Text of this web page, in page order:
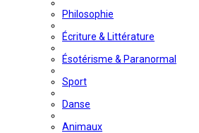
Philosophie
Écriture & Littérature
Ésotérisme & Paranormal
Sport
Danse
Animaux